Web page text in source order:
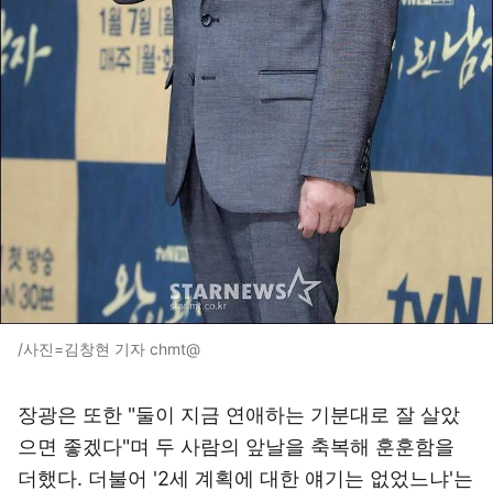
/사진=김창현 기자 chmt@
장광은 또한 "둘이 지금 연애하는 기분대로 잘 살았
으면 좋겠다"며 두 사람의 앞날을 축복해 훈훈함을
더했다. 더불어 '2세 계획에 대한 얘기는 없었느냐'는